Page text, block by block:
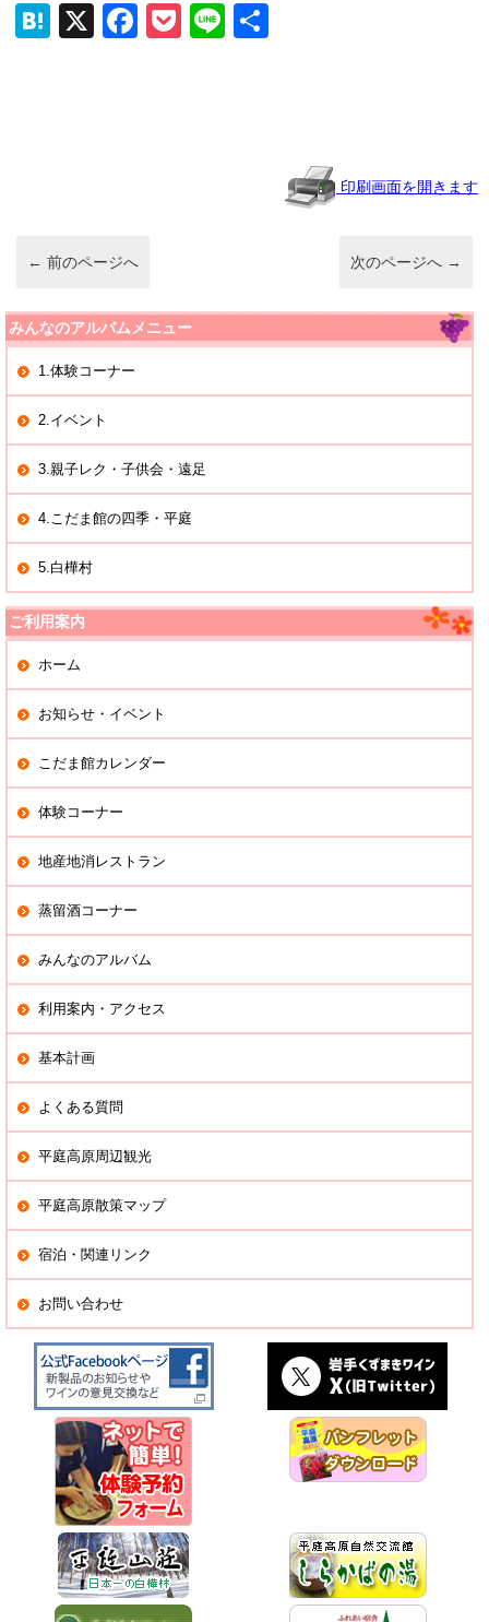
H
X
F
k
P
Li
印刷画面を開きます
← 前のページへ 次のページへ →
みんなのアルバムメニュー
1.体験コーナー
2.イベント
3.親子レク・子供会・遠足
4.こだま館の四季・平庭
5.白樺村
ご利用案内
ホーム
お知らせ・イベント
こだま館カレンダー
体験コーナー
地産地消レストラン
蒸留酒コーナー
みんなのアルバム
利用案内・アクセス
基本計画
よくある質問
平庭高原周辺観光
平庭高原散策マップ
宿泊・関連リンク
お問い合わせ